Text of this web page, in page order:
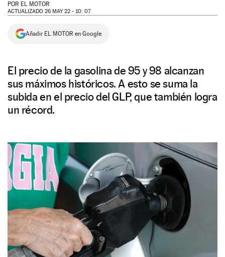
SERVICIOS
NEWSLETTER
POR EL MOTOR
ACTUALIZADO 26 MAY 22 - 10: 07
Añadir EL MOTOR en Google
El precio de la gasolina de 95 y 98 alcanzan
sus máximos históricos. A esto se suma la
subida en el precio del GLP, que también logra
un récord.